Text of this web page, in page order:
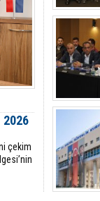
2026
çekim